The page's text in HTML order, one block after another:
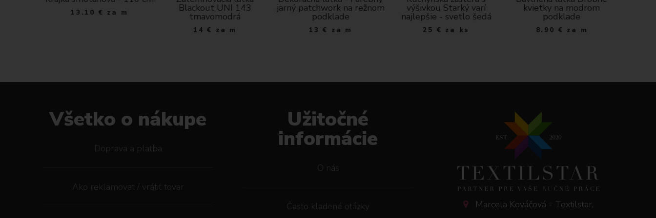
13.10 € za m Blackout UNI 143
tmavomodrá
14 € za m
jarný patchwork na režnom
podklade
13 € za m
výšivkou Starký varí
najlepšie - svetlo šedá
25 € za ks
kvietky na modrom
podklade
8.90 € za m
Marcela Kováčová - Textilstar,
Všetko o nákupe
Doprava a platba
Ako reklamovat / vrátiť tovar
Užitočné
informácie
O nás
Často kladené otázky